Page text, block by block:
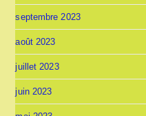
septembre 2023
août 2023
juillet 2023
juin 2023